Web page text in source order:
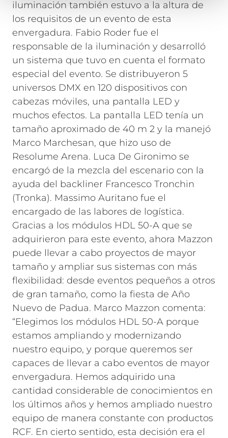
iluminación también estuvo a la altura de
los requisitos de un evento de esta
envergadura. Fabio Roder fue el
responsable de la iluminación y desarrolló
un sistema que tuvo en cuenta el formato
especial del evento. Se distribuyeron 5
universos DMX en 120 dispositivos con
cabezas móviles, una pantalla LED y
muchos efectos. La pantalla LED tenía un
tamaño aproximado de 40 m 2 y la manejó
Marco Marchesan, que hizo uso de
Resolume Arena. Luca De Gironimo se
encargó de la mezcla del escenario con la
ayuda del backliner Francesco Tronchin
(Tronka). Massimo Auritano fue el
encargado de las labores de logística.
Gracias a los módulos HDL 50-A que se
adquirieron para este evento, ahora Mazzon
puede llevar a cabo proyectos de mayor
tamaño y ampliar sus sistemas con más
flexibilidad: desde eventos pequeños a otros
de gran tamaño, como la fiesta de Año
Nuevo de Padua. Marco Mazzon comenta:
“Elegimos los módulos HDL 50-A porque
estamos ampliando y modernizando
nuestro equipo, y porque queremos ser
capaces de llevar a cabo eventos de mayor
envergadura. Hemos adquirido una
cantidad considerable de conocimientos en
los últimos años y hemos ampliado nuestro
equipo de manera constante con productos
RCF. En cierto sentido, esta decisión era el